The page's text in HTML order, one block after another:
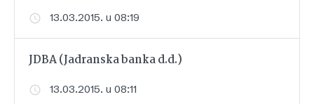
13.03.2015. u 08:19
JDBA (Jadranska banka d.d.)
13.03.2015. u 08:11